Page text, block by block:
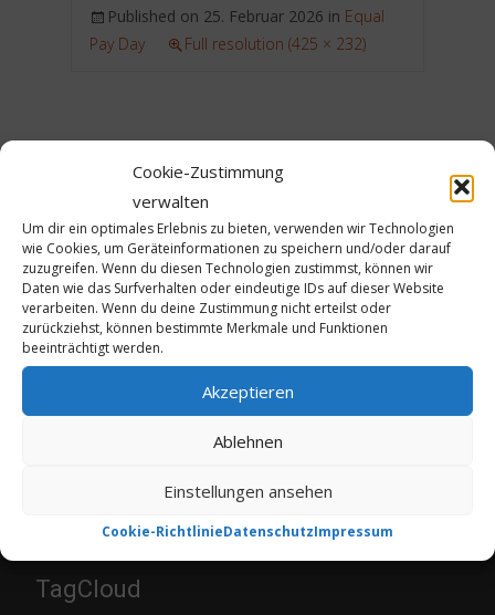
Cookie-Zustimmung
verwalten
Um dir ein optimales Erlebnis zu bieten, verwenden wir Technologien
wie Cookies, um Geräteinformationen zu speichern und/oder darauf
zuzugreifen. Wenn du diesen Technologien zustimmst, können wir
Daten wie das Surfverhalten oder eindeutige IDs auf dieser Website
verarbeiten. Wenn du deine Zustimmung nicht erteilst oder
zurückziehst, können bestimmte Merkmale und Funktionen
beeinträchtigt werden.
Akzeptieren
Ablehnen
Einstellungen ansehen
Cookie-RichtlinieDatenschutzImpressum
Published on 25. Februar 2026 in Equal
Pay Day
Full resolution (425 × 232)
TagCloud